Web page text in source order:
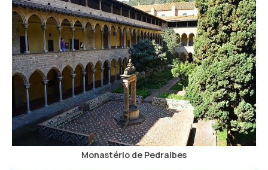
Monastério de Pedralbes